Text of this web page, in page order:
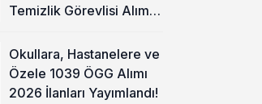
Temizlik Görevlisi Alımı
Okullara, Hastanelere ve
Özele 1039 ÖGG Alımı
2026 İlanları Yayımlandı!